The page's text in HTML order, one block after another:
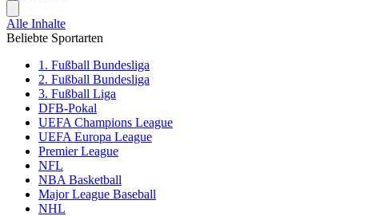
Alle Inhalte
Beliebte Sportarten
1. Fußball Bundesliga
2. Fußball Bundesliga
3. Fußball Liga
DFB-Pokal
UEFA Champions League
UEFA Europa League
Premier League
NFL
NBA Basketball
Major League Baseball
NHL